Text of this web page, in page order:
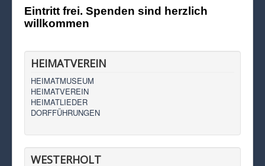
Eintritt frei. Spenden sind herzlich
willkommen
HEIMATVEREIN
HEIMATMUSEUM
HEIMATVEREIN
HEIMATLIEDER
DORFFÜHRUNGEN
WESTERHOLT